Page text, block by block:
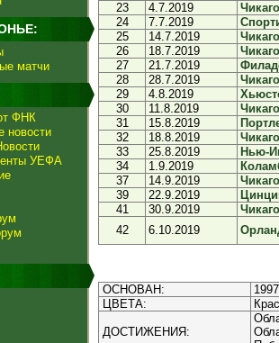
матчи
ФНК
новости
УЕФА
23
4.7.2019
24
7.7.2019
25
14.7.2019
26
18.7.2019
27
21.7.2019
28
28.7.2019
29
4.8.2019
30
11.8.2019
31
15.8.2019
32
18.8.2019
33
25.8.2019 Нью-
34
1.9.2019
37
14.9.2019
39
22.9.2019
41
30.9.2019
42
6.10.2019
ОСНОВАН:
ЦВЕТА:
ДОСТИЖЕНИЯ: